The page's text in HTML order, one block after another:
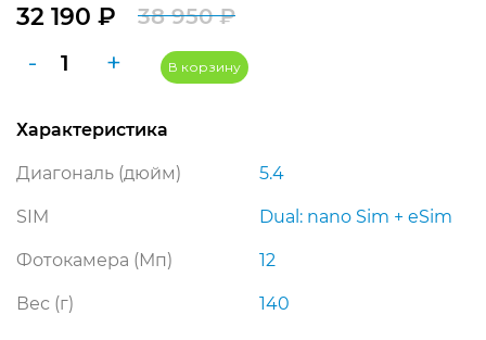
38 950₽
цена
950 ₽.
32 190 ₽
цена:
-
Количество
iPhone
mini
Blue
+ В корзину
Характеристика
Диагональ (дюйм) 5.4
SIM Dual: nano Sim + eSim
Фотокамера (Мп) 12
Вес (г) 140